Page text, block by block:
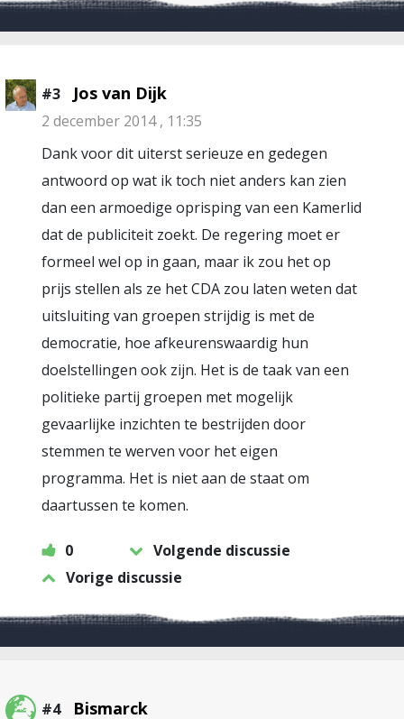
#3 Jos van Dijk
2 december 2014 , 11:35
Dank voor dit uiterst serieuze en gedegen
antwoord op wat ik toch niet anders kan zien
dan een armoedige oprisping van een Kamerlid
dat de publiciteit zoekt. De regering moet er
formeel wel op in gaan, maar ik zou het op
prijs stellen als ze het CDA zou laten weten dat
uitsluiting van groepen strijdig is met de
democratie, hoe afkeurenswaardig hun
doelstellingen ook zijn. Het is de taak van een
politieke partij groepen met mogelijk
gevaarlijke inzichten te bestrijden door
stemmen te werven voor het eigen
programma. Het is niet aan de staat om
daartussen te komen.
0
Volgende discussie
Vorige discussie
#4 Bismarck